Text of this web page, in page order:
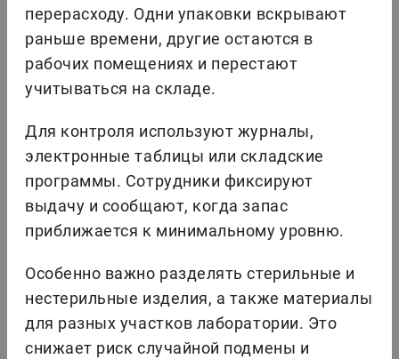
перерасходу. Одни упаковки вскрывают
раньше времени, другие остаются в
рабочих помещениях и перестают
учитываться на складе.
Для контроля используют журналы,
электронные таблицы или складские
программы. Сотрудники фиксируют
выдачу и сообщают, когда запас
приближается к минимальному уровню.
Особенно важно разделять стерильные и
нестерильные изделия, а также материалы
для разных участков лаборатории. Это
снижает риск случайной подмены и